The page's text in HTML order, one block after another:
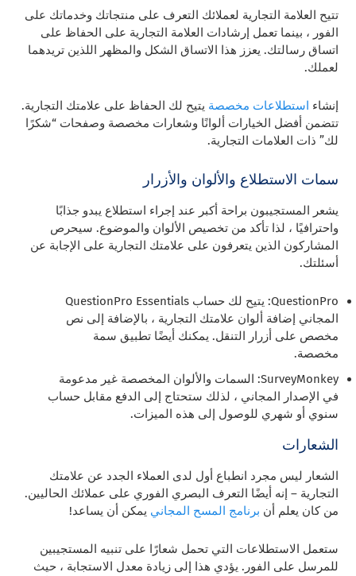
تتيح العلامة التجارية لعملائك التعرف على منتجاتك وخدماتك على
الفور ، بينما تعمل إرشادات العلامة التجارية على الحفاظ على
اتساق رسالتك. يعزز هذا الاتساق الشكل والمظهر اللذين تريدهما
لعملك.
إنشاء استطلاعات مخصصة يتيح لك الحفاظ على علامتك التجارية.
تتضمن أفضل الخيارات ألوانًا وشعارات مخصصة وصفحات “شكرًا
لك” ذات العلامات التجارية.
سمات الاستطلاع والألوان والأزرار
يشعر المستجيبون براحة أكبر عند إجراء استطلاع يبدو جذابًا
واحترافيًا ، لذا تأكد من تخصيص الألوان والموضوع. سيحرص
المشاركون الذين يتعرفون على علامتك التجارية على الإجابة عن
أسئلتك.
QuestionPro: يتيح لك حساب QuestionPro Essentials
المجاني إضافة ألوان علامتك التجارية ، بالإضافة إلى نص
مخصص على أزرار التنقل. يمكنك أيضًا تطبيق سمة
مخصصة.
SurveyMonkey: السمات والألوان المخصصة غير مدعومة
في الإصدار المجاني ، لذلك ستحتاج إلى الدفع مقابل حساب
سنوي أو شهري للوصول إلى هذه الميزات.
الشعارات
الشعار ليس مجرد انطباع أول لدى العملاء الجدد عن علامتك
التجارية – إنه أيضًا التعرف البصري الفوري على عملائك الحاليين.
من كان يعلم أن برنامج المسح المجاني يمكن أن يساعد!
ستعمل الاستطلاعات التي تحمل شعارًا على تنبيه المستجيبين
للمرسل على الفور. يؤدي هذا إلى زيادة معدل الاستجابة ، حيث